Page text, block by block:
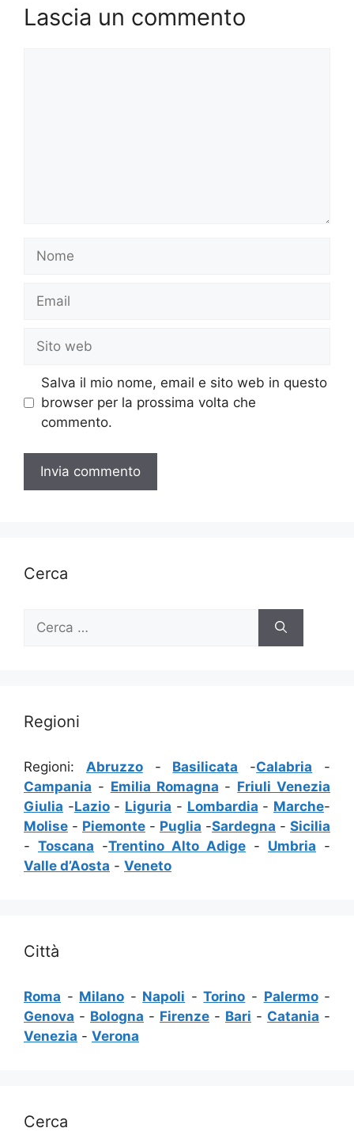
Lascia un commento
Nome
Email
Sito
web
Salva il mio nome, email e sito web in questo
browser per la prossima volta che
commento.
Cerca
per:
Regioni
Regioni: Abruzzo- Basilicata -Calabria -
Campania - Emilia Romagna - Friuli Venezia
Giulia -Lazio- Liguria - Lombardia - Marche-
Molise - Piemonte - Puglia -Sardegna - Sicilia
- Toscana -Trentino Alto Adige - Umbria -
Valle d’Aosta - Veneto
Città
Roma - Milano - Napoli -Torino - Palermo-
Genova - Bologna - Firenze - Bari - Catania -
Venezia - Verona
Cerca